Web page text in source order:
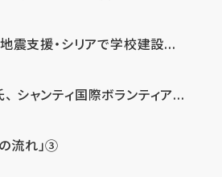
震支援・シリアで学校建設...
シャンティ国際ボランティア...
流れ」③